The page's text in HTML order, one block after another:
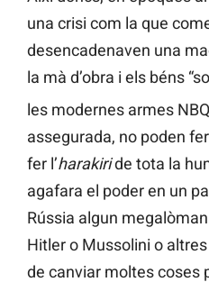
una crisi com la que
desencadenaven una
la mà d’obra i els béns
les modernes armes NBQ
assegurada, no poden
fer l’harakiride tota la
agafara el poder en un
Rússia algun
Hitler o Mussolini o
de canviar moltes coses